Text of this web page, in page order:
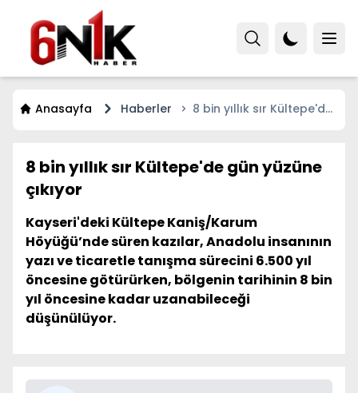
Anasayfa Haberler
8 bin yıllık sır Kültepe'de
8 bin yıllık sır Kültepe'de gün yüzüne
çıkıyor
Kayseri'deki Kültepe Kaniş/Karum
Höyüğü’nde süren kazılar, Anadolu insanının
yazı ve ticaretle tanışma sürecini 6.500 yıl
öncesine götürürken, bölgenin tarihinin 8 bin
yıl öncesine kadar uzanabileceği
düşünülüyor.